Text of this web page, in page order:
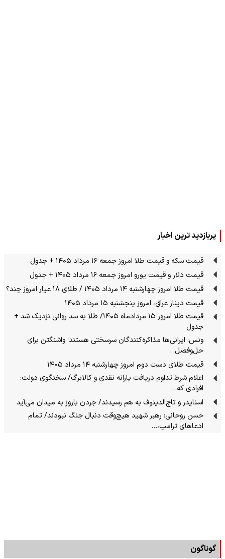
پربازدید ترین اخبار
قیمت سکه و قیمت طلا امروز جمعه ۱۶ مرداد ۱۴۰۵ + جدول
قیمت دلار و قیمت یورو امروز جمعه ۱۶ مرداد ۱۴۰۵ + جدول
قیمت طلا امروز چهارشنبه ۱۴ مرداد ۱۴۰۵ / طلای ۱۸ عیار امروز چند؟
قیمت دینار عراق، امروز پنجشنبه ۱۵ مرداد ۱۴۰۵
قیمت طلا امروز ۱۵ مردادماه ۱۴۰۵/ طلا به سد روانی نزدیک شد +
جدول
ونس: ایرانی‌ها مذاکره‌کنندگان سرسختی هستند؛ واشنگتن برای
حل‌وفصل…
قیمت طلای دست دوم امروز چهارشنبه ۱۴ مرداد ۱۴۰۵
اعلام شرط تداوم دریافت یارانه نقدی و کالابرگ/ سخنگوی دولت:
افرادی که…
اسنایدر و تاج‌الدینوف به هم رسیدند/ جردن باروز به میدان می‌آید
حسن روحانی: رهبر شهید هیچ‌وقت دنبال جنگ نبودند/ تمام
ادعاهای ترامپ،…
گوناگون